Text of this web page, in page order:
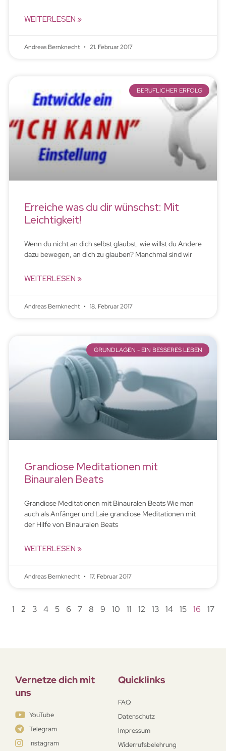
WEITERLESEN »
Andreas Bernknecht 21. Februar 2017
BERUFLICHER ERFOLG
Erreiche was du dir wünschst: Mit
Leichtigkeit!
Wenn du nicht an dich selbst glaubst, wie willst du Andere
dazu bewegen, an dich zu glauben? Manchmal sind wir
WEITERLESEN »
Andreas Bernknecht 18. Februar 2017
GRUNDLAGEN - EIN BESSERES LEBEN
Grandiose Meditationen mit
Binauralen Beats
Grandiose Meditationen mit Binauralen Beats Wie man
auch als Anfänger und Laie grandiose Meditationen mit
der Hilfe von Binauralen Beats
WEITERLESEN »
Andreas Bernknecht 17. Februar 2017
1 2 3 4 5 6 7 8 9 10 11 12 13 14 15 16 17
Vernetze dich mit
uns
YouTube
Telegram
Instagram
Quicklinks
FAQ
Datenschutz
Impressum
Widerrufsbelehrung